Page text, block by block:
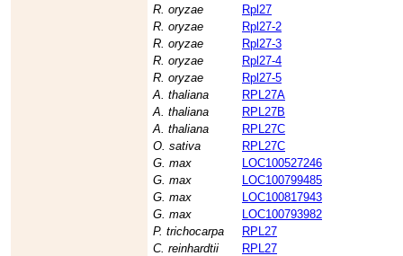
R. oryzae
Rpl27
R. oryzae
Rpl27-2
R. oryzae
Rpl27-3
R. oryzae
Rpl27-4
R. oryzae
Rpl27-5
A. thaliana
RPL27A
A. thaliana
RPL27B
A. thaliana
RPL27C
O. sativa
RPL27C
G. max
LOC100527246
G. max
LOC100799485
G. max
LOC100817943
G. max
LOC100793982
P. trichocarpa
RPL27
C. reinhardtii
RPL27